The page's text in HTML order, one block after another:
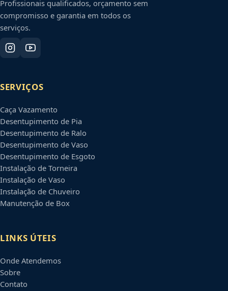
Profissionais qualificados, orçamento sem
compromisso e garantia em todos os
serviços.
SERVIÇOS
Caça Vazamento
Desentupimento de Pia
Desentupimento de Ralo
Desentupimento de Vaso
Desentupimento de Esgoto
Instalação de Torneira
Instalação de Vaso
Instalação de Chuveiro
Manutenção de Box
LINKS ÚTEIS
Onde Atendemos
Sobre
Contato